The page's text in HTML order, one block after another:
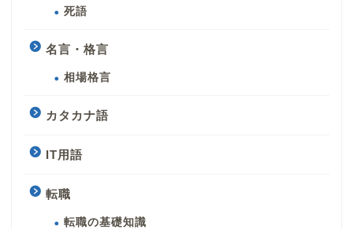
死語
名言・格言
相場格言
カタカナ語
IT用語
転職
転職の基礎知識